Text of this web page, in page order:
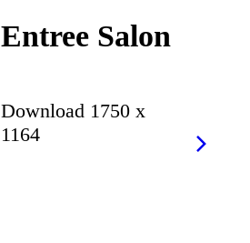
Entree Salon
Download 1750 x
1164